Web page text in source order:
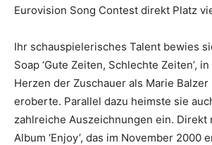
Eurovision Song Contest direkt Platz
Ihr schauspielerisches Talent bewies
Soap ‘Gute Zeiten, Schlechte Zeiten’,
Herzen der Zuschauer als Marie Balzer
eroberte. Parallel dazu heimste sie
zahlreiche Auszeichnungen ein. Direkt
Album ‘Enjoy’, das im November 2000